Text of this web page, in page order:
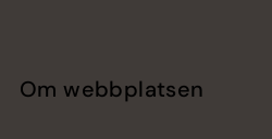
Om webbplatsen